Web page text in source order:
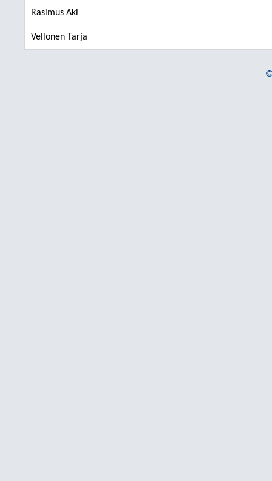
Rasimus Aki
Vellonen Tarja